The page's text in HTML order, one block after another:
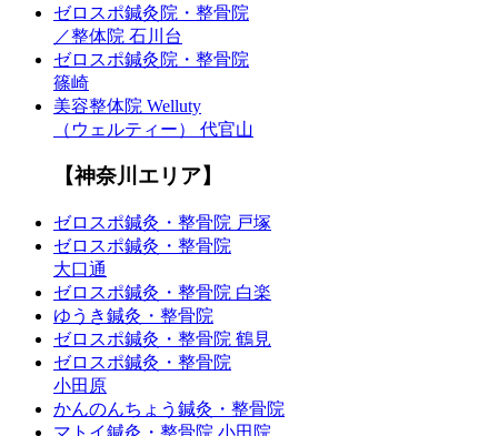
ゼロスポ鍼灸院・整骨院
／整体院 石川台
ゼロスポ鍼灸院・整骨院
篠崎
美容整体院 Welluty
（ウェルティー） 代官山
【神奈川エリア】
ゼロスポ鍼灸・整骨院 戸塚
ゼロスポ鍼灸・整骨院
大口通
ゼロスポ鍼灸・整骨院 白楽
ゆうき鍼灸・整骨院
ゼロスポ鍼灸・整骨院 鶴見
ゼロスポ鍼灸・整骨院
小田原
かんのんちょう鍼灸・整骨院
マトイ鍼灸・整骨院 小田院